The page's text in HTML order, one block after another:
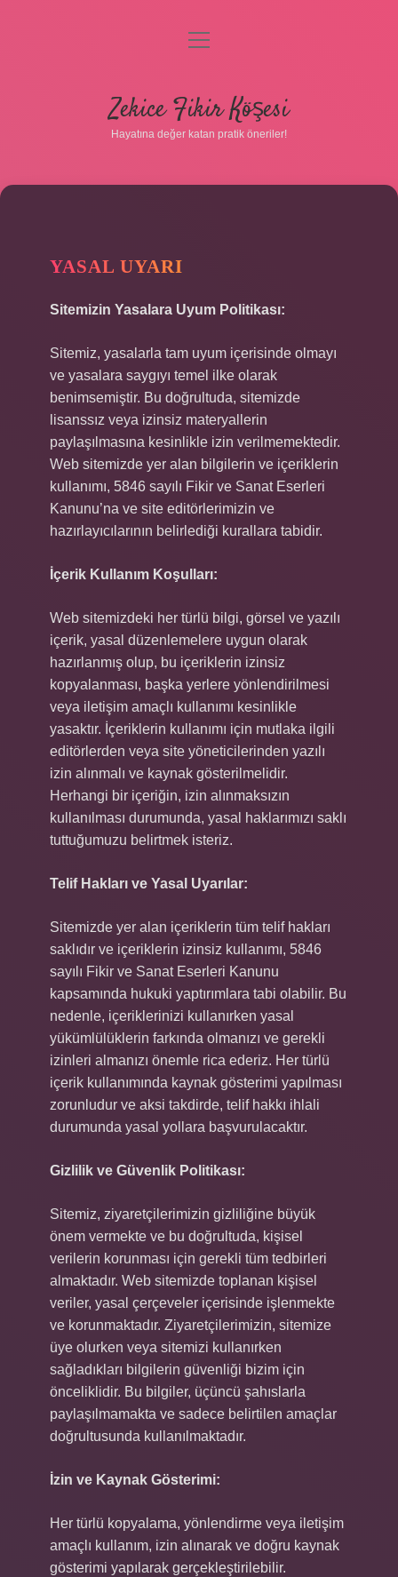
Gizlilik Politikası
Yasal Uyarı
menüyü
Zekice Fikir Köşesi
Hayatına değer katan pratik öneriler!
YASAL UYARI
Sitemizin Yasalara Uyum Politikası:
Sitemiz, yasalarla tam uyum içerisinde olmayı
ve yasalara saygıyı temel ilke olarak
benimsemiştir. Bu doğrultuda, sitemizde
lisanssız veya izinsiz materyallerin
paylaşılmasına kesinlikle izin verilmemektedir.
Web sitemizde yer alan bilgilerin ve içeriklerin
kullanımı, 5846 sayılı Fikir ve Sanat Eserleri
Kanunu’na ve site editörlerimizin ve
hazırlayıcılarının belirlediği kurallara tabidir.
İçerik Kullanım Koşulları:
Web sitemizdeki her türlü bilgi, görsel ve yazılı
içerik, yasal düzenlemelere uygun olarak
hazırlanmış olup, bu içeriklerin izinsiz
kopyalanması, başka yerlere yönlendirilmesi
veya iletişim amaçlı kullanımı kesinlikle
yasaktır. İçeriklerin kullanımı için mutlaka ilgili
editörlerden veya site yöneticilerinden yazılı
izin alınmalı ve kaynak gösterilmelidir.
Herhangi bir içeriğin, izin alınmaksızın
kullanılması durumunda, yasal haklarımızı saklı
tuttuğumuzu belirtmek isteriz.
Telif Hakları ve Yasal Uyarılar:
Sitemizde yer alan içeriklerin tüm telif hakları
saklıdır ve içeriklerin izinsiz kullanımı, 5846
sayılı Fikir ve Sanat Eserleri Kanunu
kapsamında hukuki yaptırımlara tabi olabilir. Bu
nedenle, içeriklerinizi kullanırken yasal
yükümlülüklerin farkında olmanızı ve gerekli
izinleri almanızı önemle rica ederiz. Her türlü
içerik kullanımında kaynak gösterimi yapılması
zorunludur ve aksi takdirde, telif hakkı ihlali
durumunda yasal yollara başvurulacaktır.
Gizlilik ve Güvenlik Politikası:
Sitemiz, ziyaretçilerimizin gizliliğine büyük
önem vermekte ve bu doğrultuda, kişisel
verilerin korunması için gerekli tüm tedbirleri
almaktadır. Web sitemizde toplanan kişisel
veriler, yasal çerçeveler içerisinde işlenmekte
ve korunmaktadır. Ziyaretçilerimizin, sitemize
üye olurken veya sitemizi kullanırken
sağladıkları bilgilerin güvenliği bizim için
önceliklidir. Bu bilgiler, üçüncü şahıslarla
paylaşılmamakta ve sadece belirtilen amaçlar
doğrultusunda kullanılmaktadır.
İzin ve Kaynak Gösterimi:
Her türlü kopyalama, yönlendirme veya iletişim
amaçlı kullanım, izin alınarak ve doğru kaynak
gösterimi yapılarak gerçekleştirilebilir.